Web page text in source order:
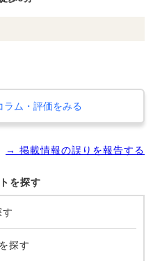
ラム・評価をみる
→ 掲載情報の誤りを報告する
を探す
探す